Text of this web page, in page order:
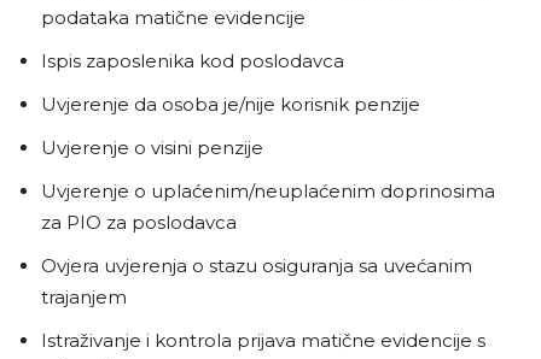
podataka matične evidencije
Ispis zaposlenika kod poslodavca
Uvjerenje da osoba je/nije korisnik penzije
Uvjerenje o visini penzije
Uvjerenje o uplaćenim/neuplaćenim doprinosima
za PIO za poslodavca
Ovjera uvjerenja o stazu osiguranja sa uvećanim
trajanjem
Istraživanje i kontrola prijava matične evidencije s